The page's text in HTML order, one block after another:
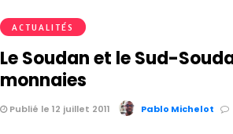
ACTUALITÉS
Le Soudan et le Sud-
monnaies
Publié le 12 juillet 2011 Pablo Michelot